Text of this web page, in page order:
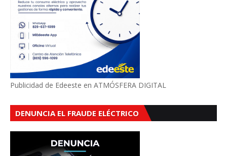
Publicidad de Edeeste en ATMÓSFERA DIGITAL
DENUNCIA EL FRAUDE ELÉCTRICO